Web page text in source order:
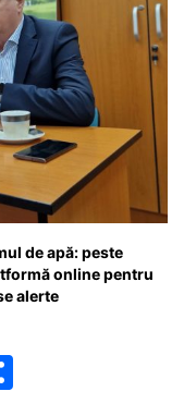
de apă: peste
online pentru
alerte